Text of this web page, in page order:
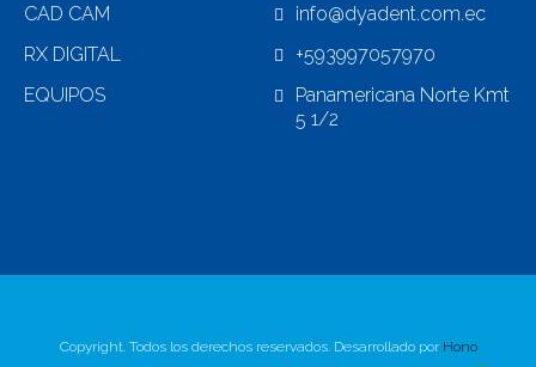
CAD CAM
RX DIGITAL
EQUIPOS
info@dyadent.com.ec
+593997057970
Panamericana Norte Kmt
5 1/2
Copyright. Todos los derechos reservados. Desarrollado por Hono